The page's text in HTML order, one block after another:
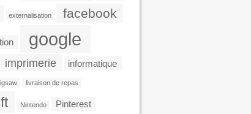
externalisation facebook
google
imprimerie informatique
livraison de repas
Nintendo Pinterest